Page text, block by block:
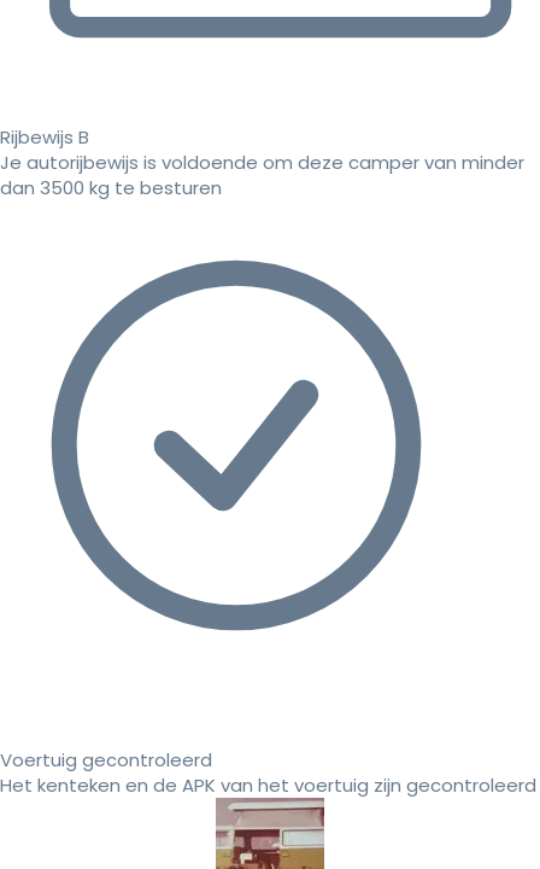
Rijbewijs B
Je autorijbewijs is voldoende om deze camper van minder
dan 3500 kg te besturen
Voertuig gecontroleerd
Het kenteken en de APK van het voertuig zijn gecontroleerd